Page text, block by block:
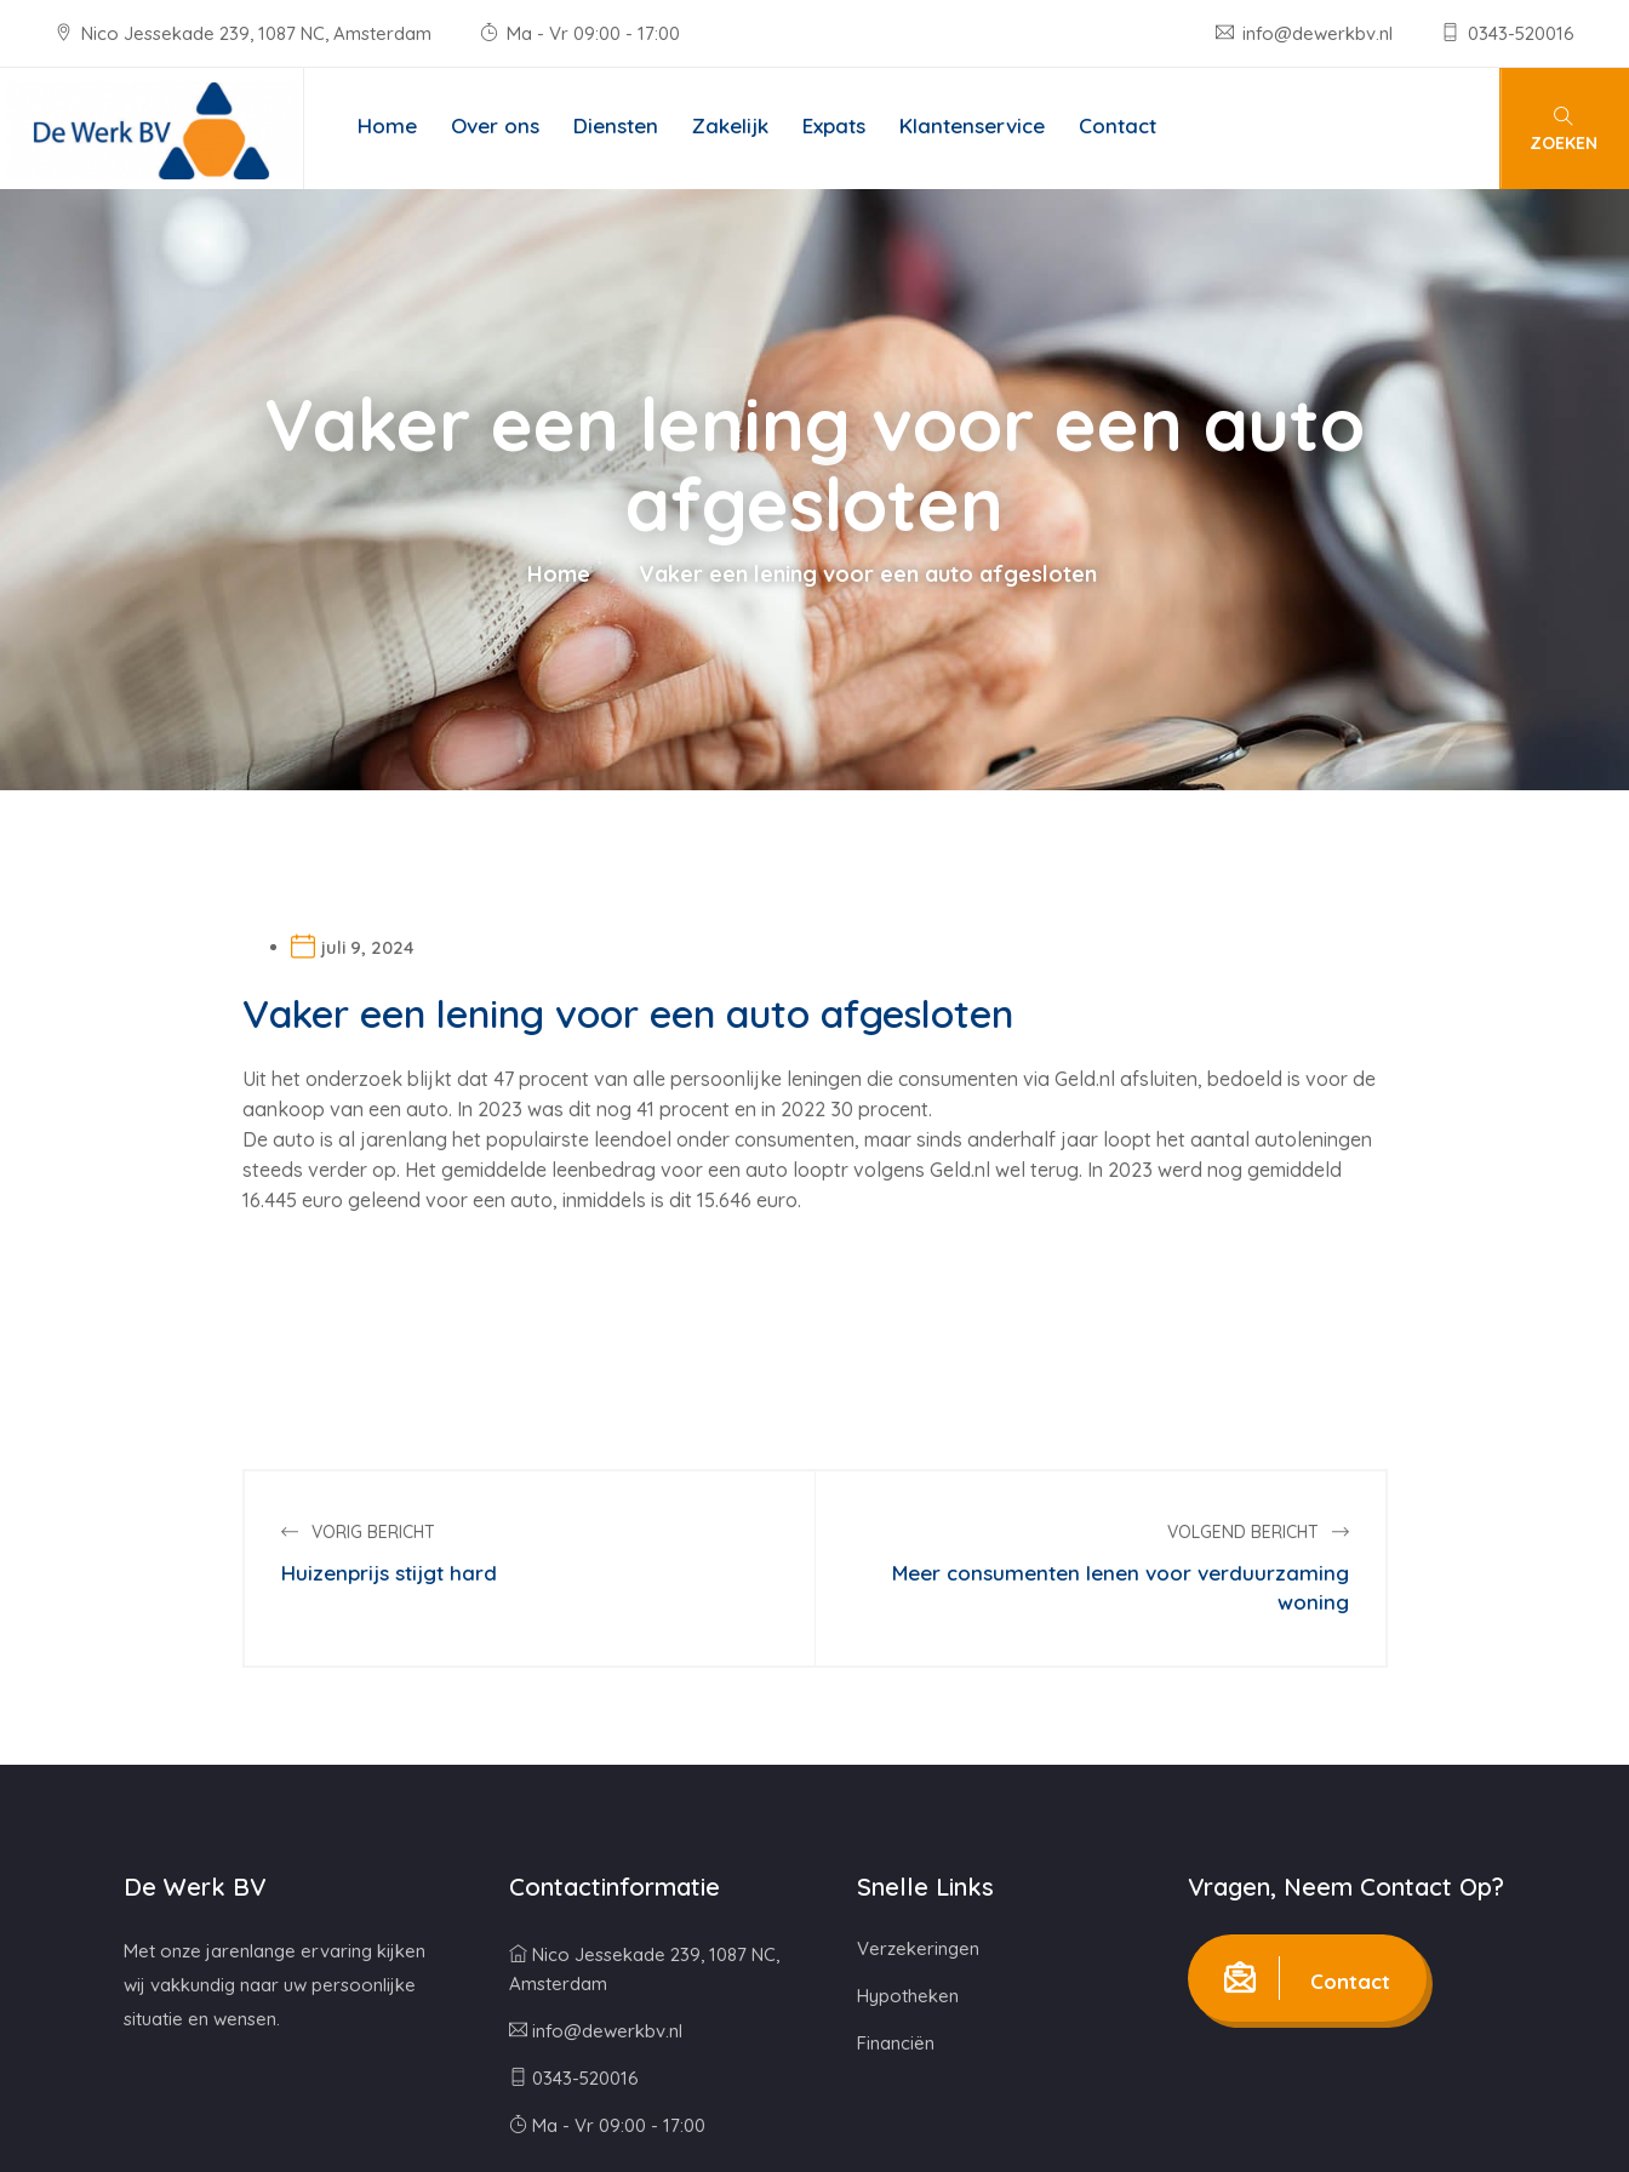
Nico Jessekade 239, 1087 NC, Amsterdam Ma - Vr 09:00 - 17:00 info@dewerkbv.nl 0343-520016
Home Over ons Diensten Zakelijk Expats Klantenservice Contact
ZOEKEN
Vaker een lening voor een auto
afgesloten
Home Vaker een lening voor een auto afgesloten
juli 9, 2024
Vaker een lening voor een auto afgesloten
Uit het onderzoek blijkt dat 47 procent van alle persoonlijke leningen die consumenten via Geld.nl afsluiten, bedoeld is voor de
aankoop van een auto. In 2023 was dit nog 41 procent en in 2022 30 procent.
De auto is al jarenlang het populairste leendoel onder consumenten, maar sinds anderhalf jaar loopt het aantal autoleningen
steeds verder op. Het gemiddelde leenbedrag voor een auto looptr volgens Geld.nl wel terug. In 2023 werd nog gemiddeld
16.445 euro geleend voor een auto, inmiddels is dit 15.646 euro.
VORIG BERICHT
Huizenprijs stijgt hard
VOLGEND BERICHT
Meer consumenten lenen voor verduurzaming
woning
De Werk BV
Met onze jarenlange ervaring kijken
wij vakkundig naar uw persoonlijke
situatie en wensen.
Contactinformatie
Nico Jessekade 239, 1087 NC,
Amsterdam
info@dewerkbv.nl
0343-520016
Ma - Vr 09:00 - 17:00
Snelle Links
Verzekeringen
Hypotheken
Financiën
Vragen, Neem Contact Op?
Contact